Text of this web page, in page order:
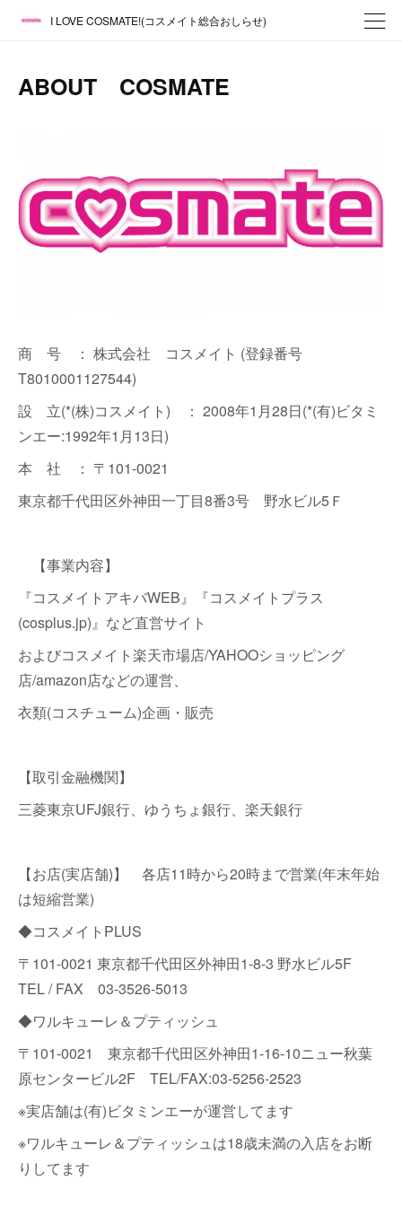
I LOVE COSMATE!(コスメイト総合おしらせ)
ABOUT COSMATE
商 号 ： 株式会社 コスメイト (登録番号
T8010001127544)
設 立(*(株)コスメイト) ： 2008年1月28日(*(有)ビタミ
ンエー:1992年1月13日)
本 社 ： 〒101-0021
東京都千代田区外神田一丁目8番3号 野水ビル5Ｆ
【事業内容】
『コスメイトアキバWEB』『コスメイトプラス
(cosplus.jp)』など直営サイト
およびコスメイト楽天市場店/YAHOOショッピング
店/amazon店などの運営、
衣類(コスチューム)企画・販売
【取引金融機関】
三菱東京UFJ銀行、ゆうちょ銀行、楽天銀行
【お店(実店舗)】 各店11時から20時まで営業(年末年始
は短縮営業)
◆コスメイトPLUS
〒101-0021 東京都千代田区外神田1-8-3 野水ビル5F
TEL / FAX 03-3526-5013
◆ワルキューレ＆プティッシュ
〒101-0021 東京都千代田区外神田1-16-10ニュー秋葉
原センタービル2F TEL/FAX:03-5256-2523
※実店舗は(有)ビタミンエーが運営してます
※ワルキューレ＆プティッシュは18歳未満の入店をお断
りしてます